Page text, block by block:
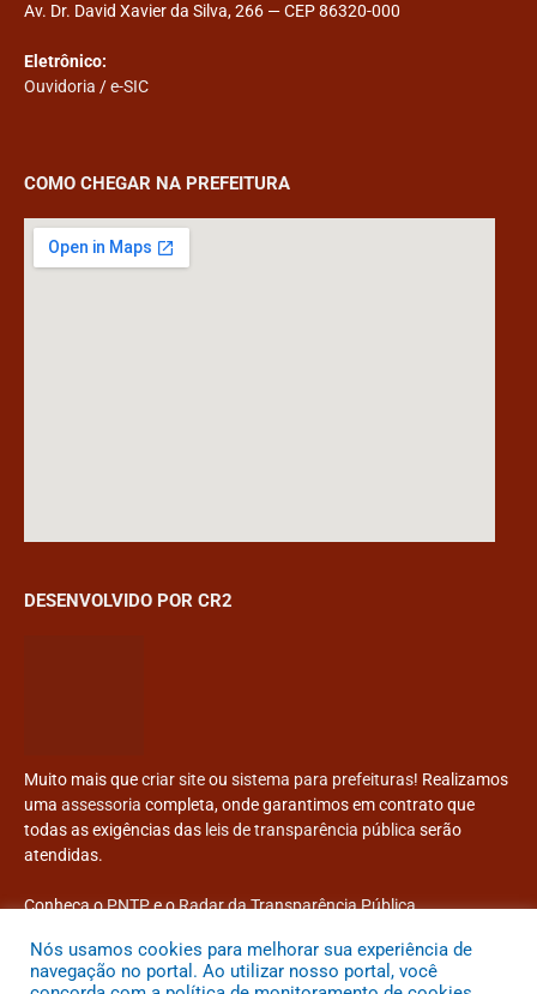
Av. Dr. David Xavier da Silva, 266 — CEP 86320-000
Eletrônico:
Ouvidoria /e-SIC
COMO CHEGAR NA PREFEITURA
DESENVOLVIDO POR CR2
Muito mais quecriar siteou sistema para prefeituras! Realizamos
uma assessoria completa, onde garantimos em contrato que
todas as exigências das leis de transparência pública serão
atendidas.
Conheça oPNTPe oRadar da Transparência Pública
Nós usamos cookies para melhorar sua experiência de
navegação no portal. Ao utilizar nosso portal, você